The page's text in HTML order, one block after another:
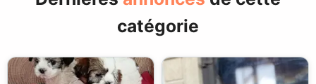
catégorie